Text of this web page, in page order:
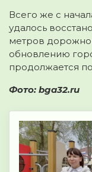
Всего же с
удалось
метров
обновлению
продолжается
Фото: bga32.ru